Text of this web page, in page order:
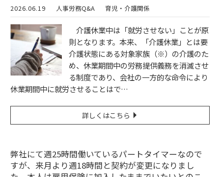
2026.06.19 人事労務Q&A 育児・介護関係
介護休業中は「就労させない」ことが原
則となります。本来、「介護休業」とは要
介護状態にある対象家族（※）の介護のた
め、休業期間中の労務提供義務を消滅させ
る制度であり、会社の一方的な命令により
休業期間中に就労させることはで…
詳しくはこちら
弊社にて週25時間働いているパートタイマーなので
すが、来月より週18時間と契約が変更になりまし